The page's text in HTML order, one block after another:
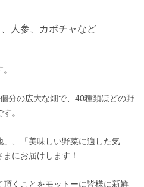
人参、カボチャなど
分の広大な畑で、40種類ほどの野
。
、「美味しい野菜に適した気
にお届けします！
くことをモットーに皆様に新鮮